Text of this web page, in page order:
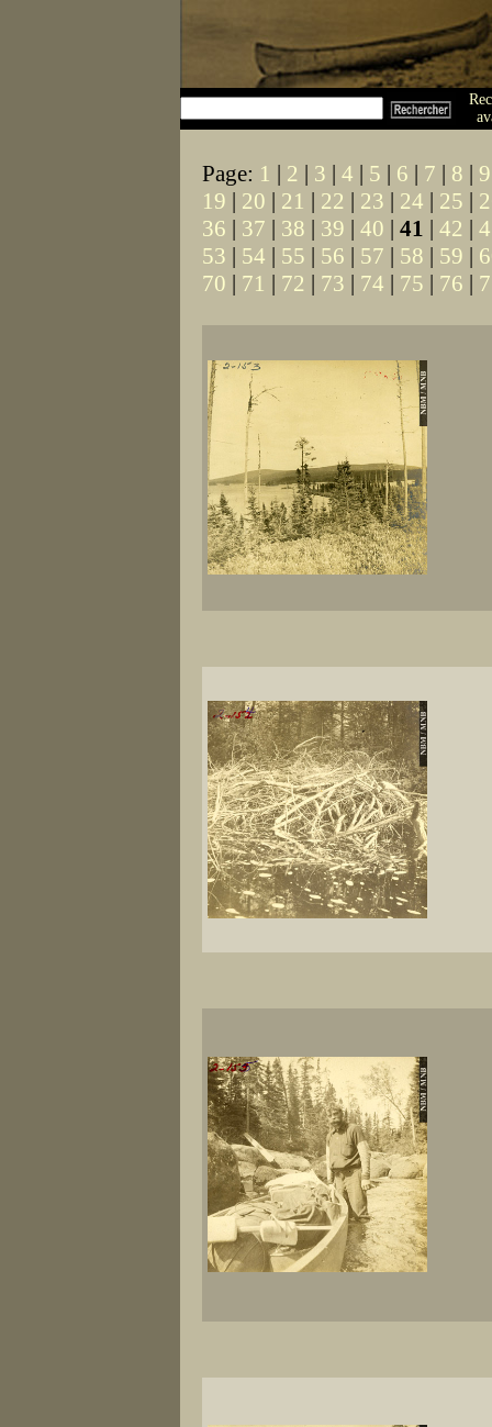
Page: 1 | 2 | 3 | 4 | 5 | 6 | 7 | 8 | 9
19 | 20 | 21 | 22 | 23 | 24 | 25 |
36 | 37 | 38 | 39 | 40 | 41 | 42 |
53 | 54 | 55 | 56 | 57 | 58 | 59 |
70 | 71 | 72 | 73 | 74 | 75 | 76 |